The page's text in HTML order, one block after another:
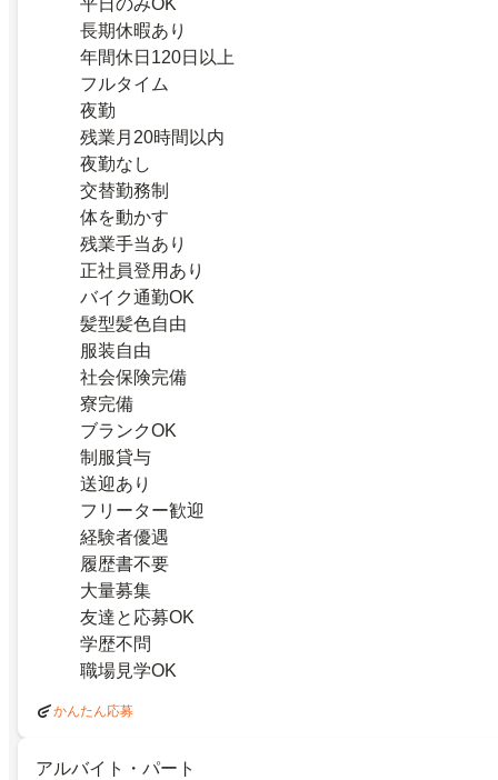
長期休暇あり
年間休日120日以上
フルタイム
夜勤
残業月20時間以内
夜勤なし
交替勤務制
体を動かす
残業手当あり
正社員登用あり
バイク通勤OK
髪型髪色自由
服装自由
社会保険完備
寮完備
ブランクOK
制服貸与
送迎あり
フリーター歓迎
経験者優遇
履歴書不要
大量募集
友達と応募OK
学歴不問
職場見学OK
かんたん応募
アルバイト・パート